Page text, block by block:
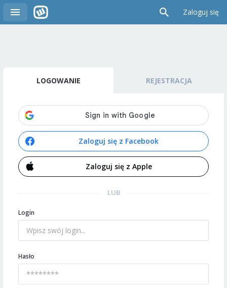
Zaloguj się
LOGOWANIE REJESTRACJA
Zaloguj się z Facebook
Zaloguj się z Apple
LUB
Login
Hasło